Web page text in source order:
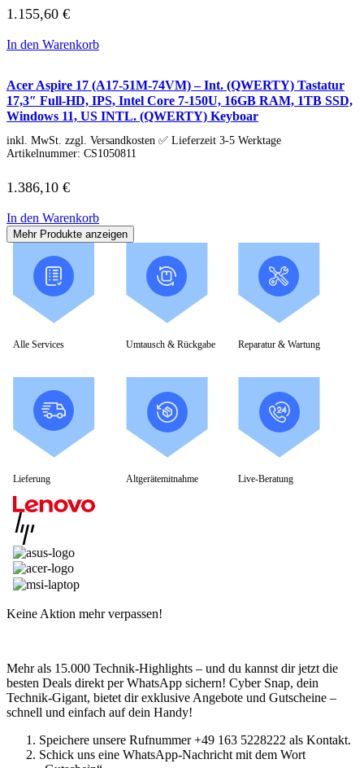
1.155,60 €
In den Warenkorb
Acer Aspire 17 (A17-51M-74VM) – Int. (QWERTY) Tastatur
17,3″ Full-HD, IPS, Intel Core 7-150U, 16GB RAM, 1TB SSD,
Windows 11, US INTL. (QWERTY) Keyboar
inkl. MwSt. zzgl. Versandkosten ✅ Lieferzeit 3-5 Werktage
Artikelnummer: CS1050811
1.386,10 €
In den Warenkorb
Mehr Produkte anzeigen
Alle Services Umtausch & Rückgabe Reparatur & Wartung
Lieferung Altgerätemitnahme Live-Beratung
Keine Aktion mehr verpassen!
Mehr als 15.000 Technik-Highlights – und du kannst dir jetzt die
besten Deals direkt per WhatsApp sichern! Cyber Snap, dein
Technik-Gigant, bietet dir exklusive Angebote und Gutscheine –
schnell und einfach auf dein Handy!
Speichere unsere Rufnummer +49 163 5228222 als Kontakt.
Schick uns eine WhatsApp-Nachricht mit dem Wort